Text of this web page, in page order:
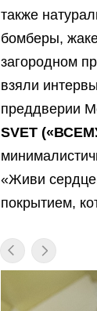
также
бомберы,
загородном
взяли
преддверии
SVET
«Живи
покрытием,